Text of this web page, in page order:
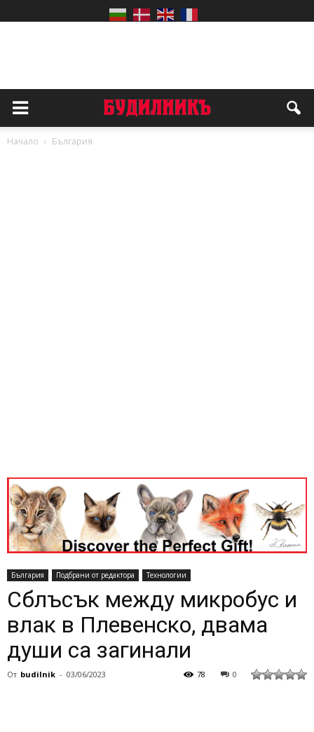
Начало България
България Подбрани от редактора Технологии
Сблъсък между микробус и
влак в Плевенско, двама
души са загинали
От budilnik - 03/06/2023 0
78